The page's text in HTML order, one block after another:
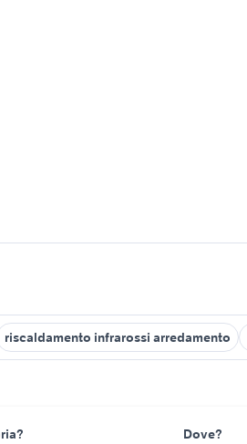
riscaldamento infrarossi arredamento
Dove?